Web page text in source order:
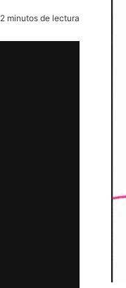
2 minutos de lectura